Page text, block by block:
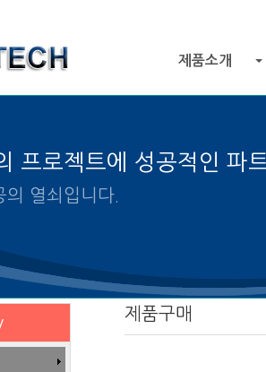
제품소개
프로젝트에 성공적인 파
선택은 프로젝트 성공의 열쇠입
제품구매